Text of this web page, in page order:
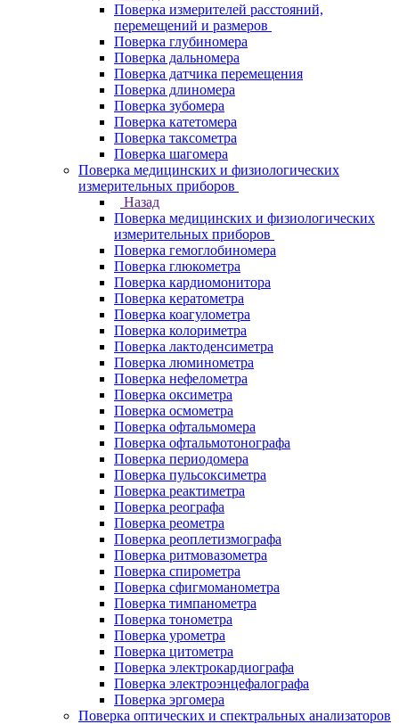
Поверка измерителей расстояний,
перемещений и размеров
Поверка глубиномера
Поверка дальномера
Поверка датчика перемещения
Поверка длиномера
Поверка зубомера
Поверка катетомера
Поверка таксометра
Поверка шагомера
Поверка медицинских и физиологических
измерительных приборов
Назад
Поверка медицинских и физиологических
измерительных приборов
Поверка гемоглобиномера
Поверка глюкометра
Поверка кардиомонитора
Поверка кератометра
Поверка коагулометра
Поверка колориметра
Поверка лактоденсиметра
Поверка люминометра
Поверка нефелометра
Поверка оксиметра
Поверка осмометра
Поверка офтальмомера
Поверка офтальмотонографа
Поверка периодомера
Поверка пульсоксиметра
Поверка реактиметра
Поверка реографа
Поверка реометра
Поверка реоплетизмографа
Поверка ритмовазометра
Поверка спирометра
Поверка сфигмоманометра
Поверка тимпанометра
Поверка тонометра
Поверка урометра
Поверка цитометра
Поверка электрокардиографа
Поверка электроэнцефалографа
Поверка эргомера
Поверка оптических и спектральных анализаторов